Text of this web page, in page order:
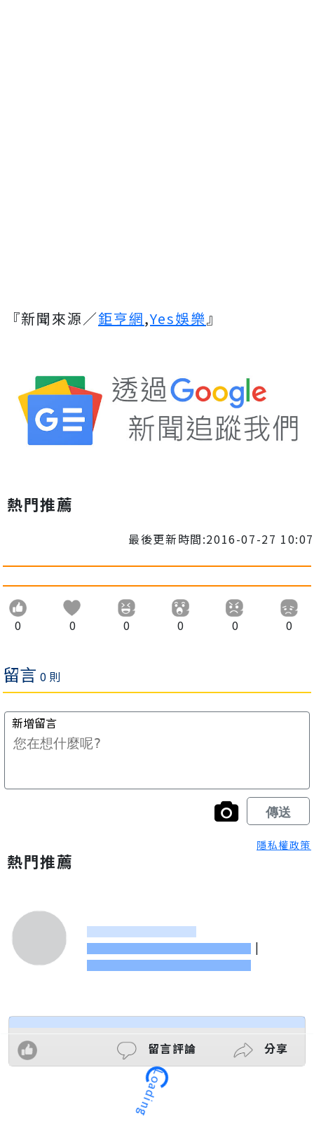
『新聞來源／鉅亨網,Yes娛樂』
熱門推薦
最後更新時間:2016-07-27 10:07
0 0 0 0 0 0
隱私權政策
熱門推薦
|
留言評論 分享
Loading